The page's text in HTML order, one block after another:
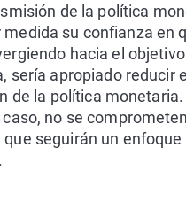
de la política
medida su confianza en
hacia el
sería apropiado reducir
de la política monetaria.
no se
que seguirán un